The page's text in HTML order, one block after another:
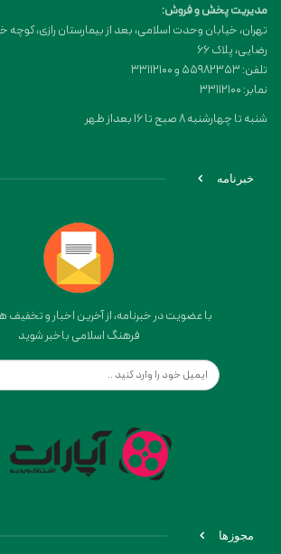
مدیریت پخش و فروش:
تهران، خیابان وحدت اسلامی، بعد از بیمارستان رازی،
رضایی، پلاک ۶۶
تلفن: 55982353 و 33112100
نمابر: 33112100
شنبه تا چهارشنبه 8 صبح تا 16 بعداز ظهر
خبرنامه
با عضویت در خبرنامه، از آخرین اخبار و تخفیف
فرهنگ اسلامی باخبر شوید
مجوزها